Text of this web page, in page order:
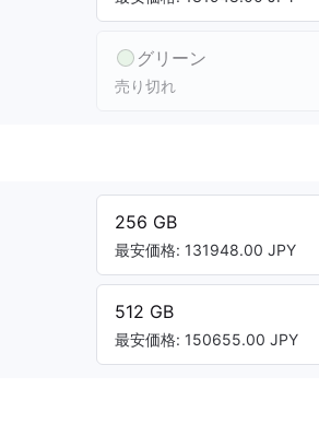
グリーン
売り切れ
256 GB
最安価格: 131948.00 JPY
512 GB
最安価格: 150655.00 JPY